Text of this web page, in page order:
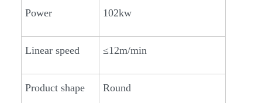
Power 102kw
Linear speed ≤12m/min
Product shape Round